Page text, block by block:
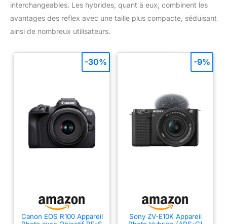
interchangeables. Les hybrides, quant à eux, combinent les
avantages des reflex avec une taille plus compacte, séduisant
ainsi de nombreux utilisateurs.
Canon EOS R100 Appareil
-30%
Sony ZV-E10K Appareil
-9%